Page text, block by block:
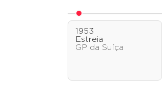
1953
Estreia
GP da Suíça